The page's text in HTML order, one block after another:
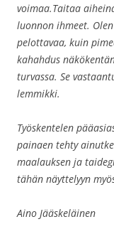
voimaa.Taitaa
luonnon ihmeet.
pelottavaa, kuin
kahahdus
turvassa. Se
lemmikki.
Työskentelen
painaen tehty
maalauksen ja
tähän näyttelyyn
Aino Jääskeläinen